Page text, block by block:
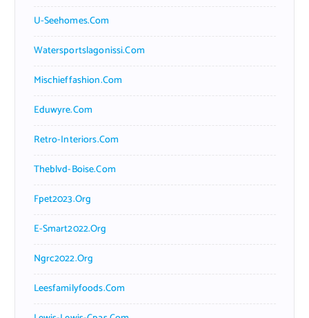
U-Seehomes.com
Watersportslagonissi.com
Mischieffashion.com
Eduwyre.com
Retro-Interiors.com
Theblvd-Boise.com
Fpet2023.org
E-Smart2022.org
Ngrc2022.org
Leesfamilyfoods.com